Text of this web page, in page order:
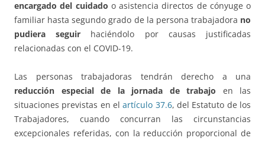
encargado del cuidado o asistencia directos de cónyuge o
familiar hasta segundo grado de la persona trabajadora no
pudiera seguir haciéndolo por causas justificadas
relacionadas con el COVID-19.
Las personas trabajadoras tendrán derecho a una
reducción especial de la jornada de trabajo en las
situaciones previstas en elartículo 37.6, del Estatuto de los
Trabajadores, cuando concurran las circunstancias
excepcionales referidas, con la reducción proporcional de